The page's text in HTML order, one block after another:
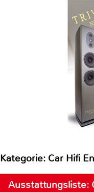
Kategorie: Car Hifi
Ausstattungsliste: